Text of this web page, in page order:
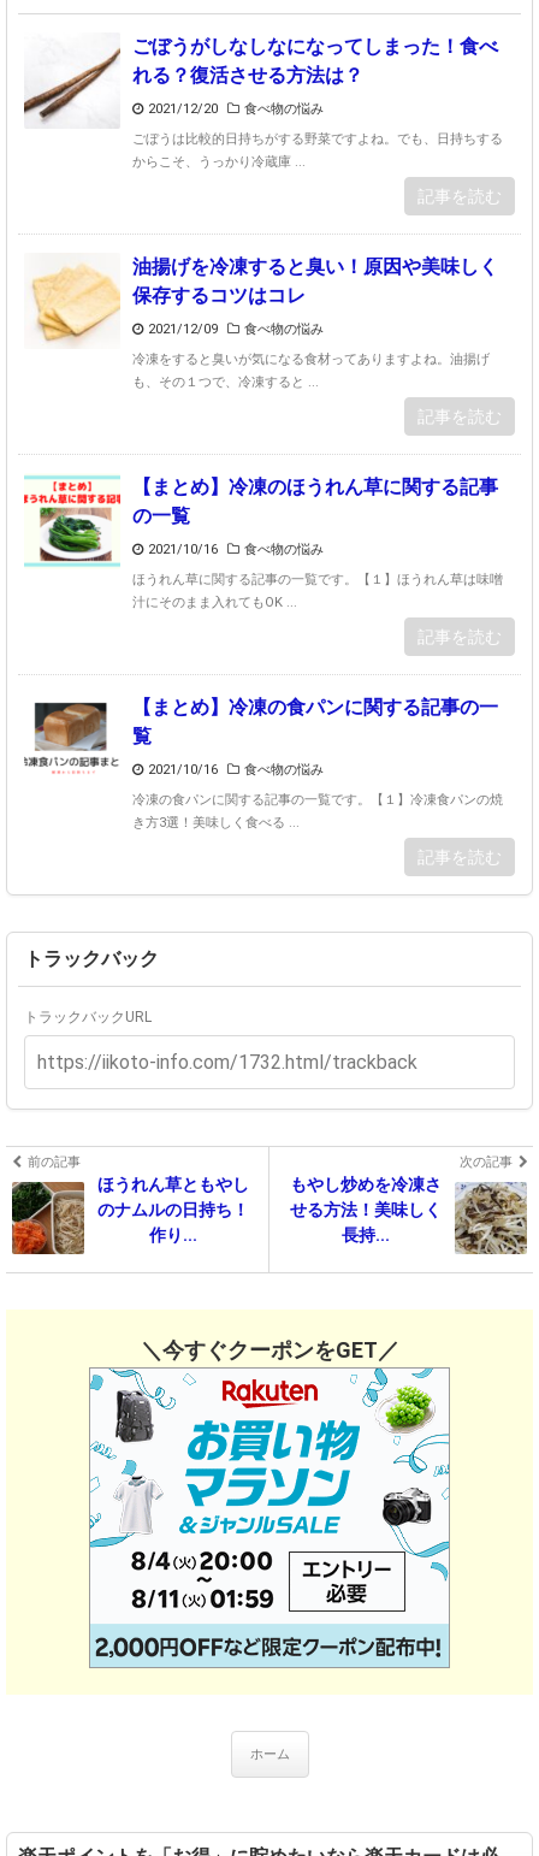
ごぼうがしなしなになってしまった！食べ
れる？復活させる方法は？
2021/12/20
食べ物の悩み
ごぼうは比較的日持ちがする野菜ですよね。でも、日持ちする
からこそ、うっかり冷蔵庫 ...
記事を読む
油揚げを冷凍すると臭い！原因や美味しく
保存するコツはコレ
2021/12/09
食べ物の悩み
冷凍をすると臭いが気になる食材ってありますよね。油揚げ
も、その１つで、冷凍すると ...
記事を読む
【まとめ】冷凍のほうれん草に関する記事
の一覧
2021/10/16
食べ物の悩み
ほうれん草に関する記事の一覧です。【１】ほうれん草は味噌
汁にそのまま入れてもOK ...
記事を読む
【まとめ】冷凍の食パンに関する記事の一
覧
2021/10/16
食べ物の悩み
冷凍の食パンに関する記事の一覧です。【１】冷凍食パンの焼
き方3選！美味しく食べる ...
記事を読む
トラックバック
トラックバックURL
前の記事
ほうれん草ともやし
のナムルの日持ち！
作り...
次の記事
もやし炒めを冷凍さ
せる方法！美味しく
長持...
＼今すぐクーポンをGET／
ホーム